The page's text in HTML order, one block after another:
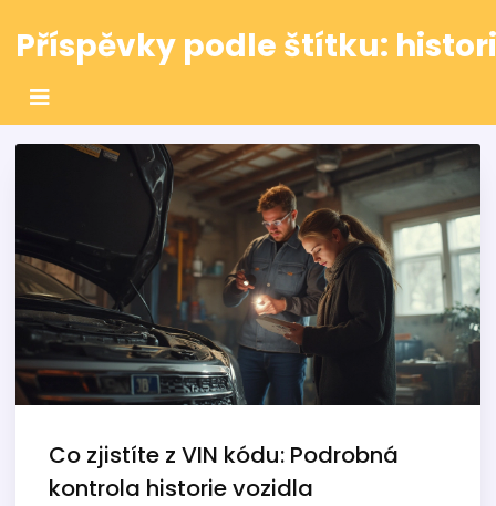
Příspěvky podle štítku:
Co zjistíte z VIN kódu: Podrobná
kontrola historie vozidla